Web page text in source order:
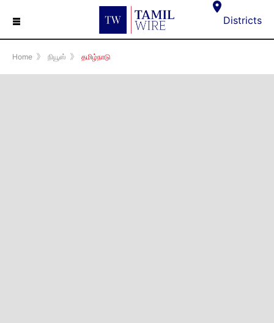
☰ Districts
Home 》 நியூஸ் 》 தமிழ்நாடு